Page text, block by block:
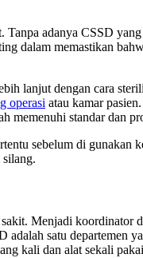
Tanpa adanya CSSD
dalam memastikan
lanjut dengan cara
operasi atau kamar
memenuhi standar dan
sebelum di
silang.
Menjadi koordinator
satu departemen
kali dan alat sekali